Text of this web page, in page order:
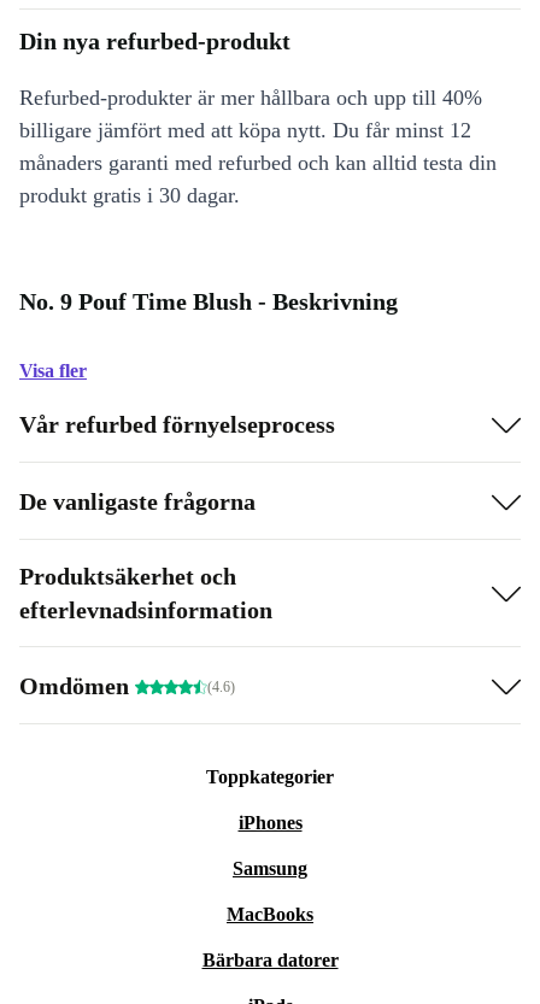
Din nya refurbed-produkt
Refurbed-produkter är mer hållbara och upp till 40%
billigare jämfört med att köpa nytt. Du får minst 12
månaders garanti med refurbed och kan alltid testa din
produkt gratis i 30 dagar.
No. 9 Pouf Time Blush - Beskrivning
Visa fler
Vår refurbed förnyelseprocess
De vanligaste frågorna
Produktsäkerhet och
efterlevnadsinformation
Omdömen (4.6)
Toppkategorier
iPhones
Samsung
MacBooks
Bärbara datorer